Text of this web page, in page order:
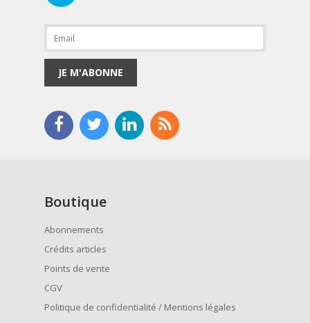
JE M'ABONNE
Boutique
Abonnements
Crédits articles
Points de vente
CGV
Politique de confidentialité / Mentions légales